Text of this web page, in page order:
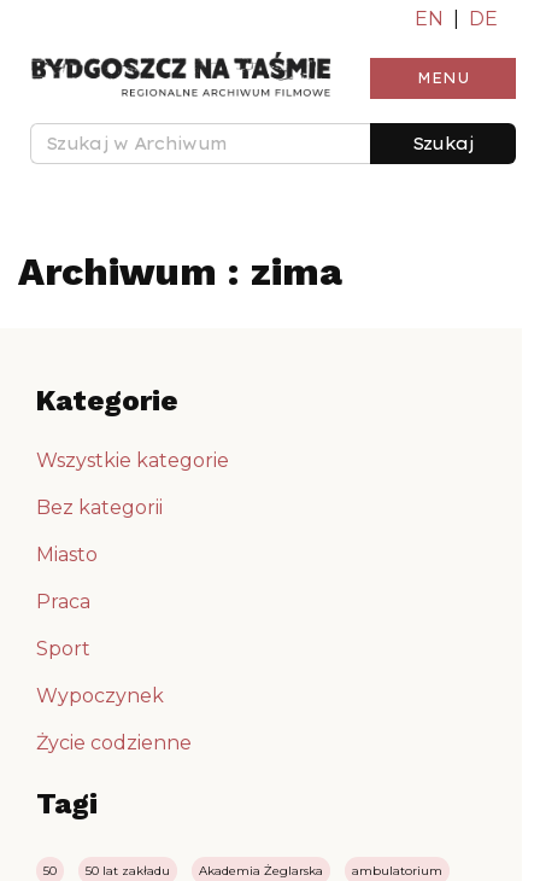
EN DE
MENU
Szukaj
Archiwum : zima
Kategorie
Wszystkie kategorie
Bez kategorii
Miasto
Praca
Sport
Wypoczynek
Życie codzienne
Tagi
50 50 lat zakładu Akademia Żeglarska ambulatorium